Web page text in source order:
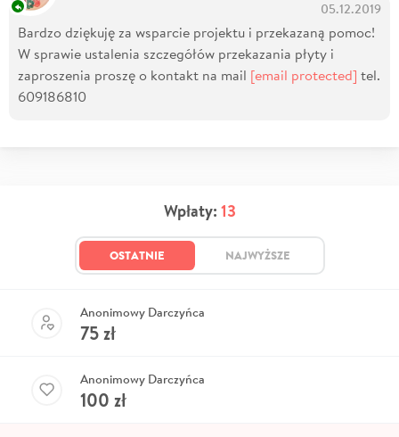
05.12.2019
Bardzo dziękuję za wsparcie projektu i przekazaną pomoc!
W sprawie ustalenia szczegółów przekazania płyty i
zaproszenia proszę o kontakt na mail [email protected] tel.
609186810
Wpłaty: 13
OSTATNIE NAJWYŻSZE
Anonimowy Darczyńca
75zł
Anonimowy Darczyńca
100 zł